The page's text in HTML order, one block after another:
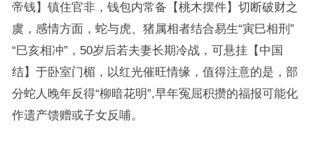
帝钱】镇住官非，钱包内常备【桃木摆件】切断破财之
虞，感情方面，蛇与虎、猪属相者结合易生“寅巳相刑”
“巳亥相冲”，50岁后若夫妻长期冷战，可悬挂【中国
结】于卧室门楣，以红光催旺情缘，值得注意的是，部
分蛇人晚年反得“柳暗花明”,早年冤屈积攒的福报可能化
作遗产馈赠或子女反哺。